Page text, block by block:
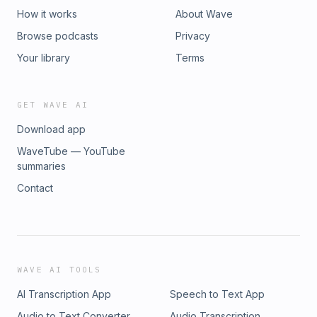
How it works
Browse podcasts
Your library
About Wave
Privacy
Terms
GET WAVE AI
Download app
WaveTube — YouTube
summaries
Contact
WAVE AI TOOLS
AI Transcription App
Speech to Text App